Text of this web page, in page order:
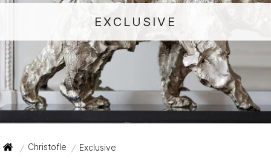
EXCLUSIVE
/ Christofle / Exclusive